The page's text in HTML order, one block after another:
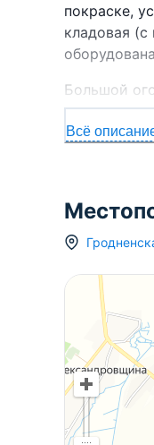
покраске,
кладовая
Большой
Деревня
лесов. В
Всё